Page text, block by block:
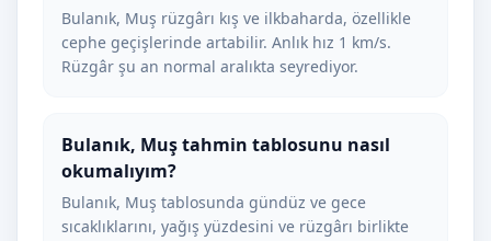
Bulanık, Muş rüzgârı kış ve ilkbaharda, özellikle
cephe geçişlerinde artabilir. Anlık hız 1 km/s.
Rüzgâr şu an normal aralıkta seyrediyor.
Bulanık, Muş tahmin tablosunu nasıl
okumalıyım?
Bulanık, Muş tablosunda gündüz ve gece
sıcaklıklarını, yağış yüzdesini ve rüzgârı birlikte